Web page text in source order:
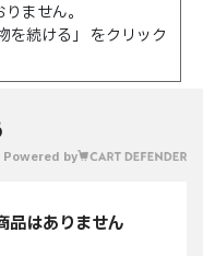
ません。
を続ける」 をクリック
Powered by
品はありません